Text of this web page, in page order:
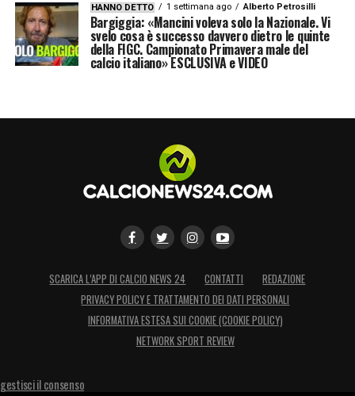
HANNO DETTO 1 settimana ago Alberto Petrosilli
Bargiggia: «Mancini voleva solo la Nazionale. Vi
svelo cosa è successo davvero dietro le quinte
della FIGC. Campionato Primavera male del
calcio italiano» ESCLUSIVA e VIDEO
SCARICA L’APP DI CALCIO NEWS 24 CONTATTI
REDAZIONE
PRIVACY POLICY E TRATTAMENTO DEI DATI PERSONALI
INFORMATIVA ESTESA SUI COOKIE (COOKIE POLICY)
NETWORK SPORT REVIEW
gestisci il consenso